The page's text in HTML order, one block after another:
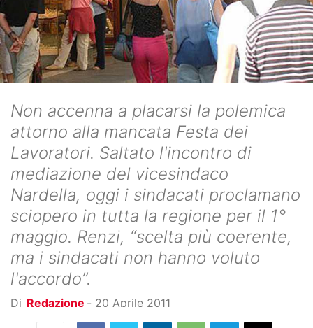
Non accenna a placarsi la polemica
attorno alla mancata Festa dei
Lavoratori. Saltato l'incontro di
mediazione del vicesindaco
Nardella, oggi i sindacati proclamano
sciopero in tutta la regione per il 1°
maggio. Renzi, “scelta più coerente,
ma i sindacati non hanno voluto
l'accordo”.
Di Redazione - 20 Aprile 2011